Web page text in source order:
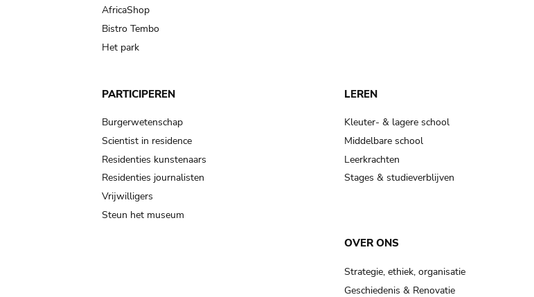
AfricaShop
Bistro Tembo
Het park
PARTICIPEREN
Burgerwetenschap
Scientist in residence
Residenties kunstenaars
Residenties journalisten
Vrijwilligers
Steun het museum
LEREN
Kleuter- & lagere school
Middelbare school
Leerkrachten
Stages & studieverblijven
OVER ONS
Strategie, ethiek, organisatie
Geschiedenis & Renovatie